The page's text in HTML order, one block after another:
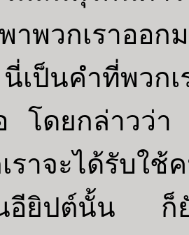
พาพวกเราออ
เป็นคำที่พวก
โดยกล่าวว่า
ราจะได้รับใช้
อียิปต์นั้น ก็ยั